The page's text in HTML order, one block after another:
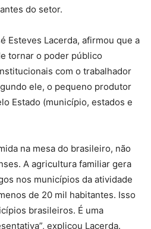
do setor.
Esteves Lacerda, afirmou que a
tornar o poder público
com o trabalhador
ele, o pequeno produtor
Estado (município, estados e
na mesa do brasileiro, não
A agricultura familiar gera
nos municípios da atividade
de 20 mil habitantes. Isso
brasileiros. É uma
explicou Lacerda.